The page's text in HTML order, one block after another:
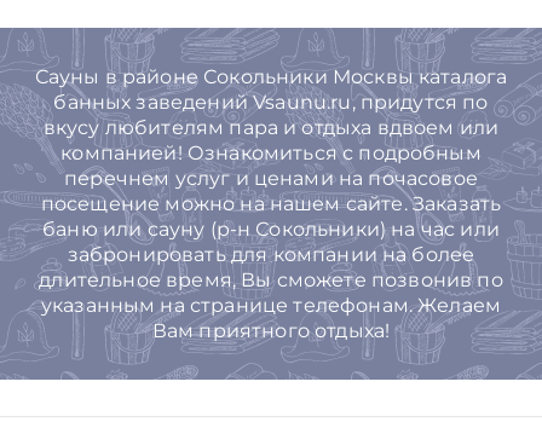
Сауны в районе Сокольники Москвы каталога
банных заведений Vsaunu.ru, придутся по
вкусу любителям пара и отдыха вдвоем или
компанией! Ознакомиться с подробным
перечнем услуг и ценами на почасовое
посещение можно на нашем сайте. Заказать
баню или сауну (р-н Сокольники) на час или
забронировать для компании на более
длительное время, Вы cможете позвонив по
указанным на странице телефонам. Желаем
Вам приятного отдыха!